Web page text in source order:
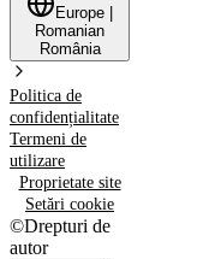
Europe
Romanian
România
Politica de
confidențialitate
Termeni de
utilizare
Proprietate site
Setări cookie
©Drepturi de
autor